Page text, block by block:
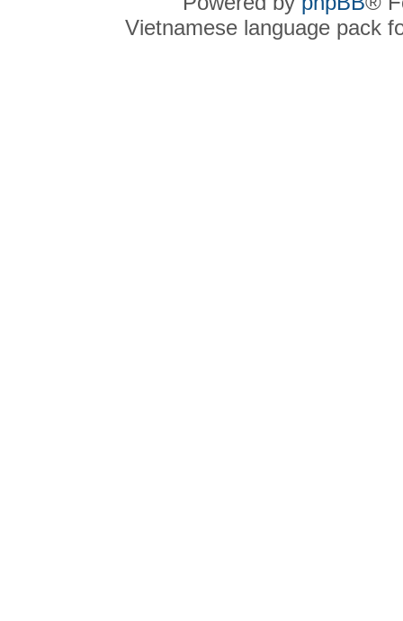
Vietnamese language pack